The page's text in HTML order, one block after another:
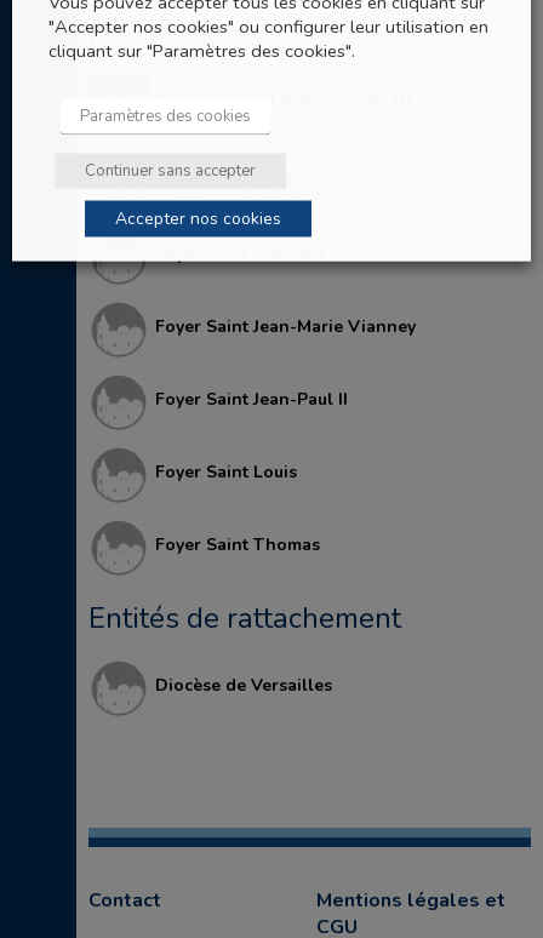
Nominations
Co-responsable du service diocésain de la
Entités rattachées
Foyer Saint Jean-Marie Vianney
Foyer Saint Jean-Paul II
Foyer Saint Louis
Foyer Saint Thomas
Entités de rattachement
Diocèse de Versailles
Contact
Mentions légales et
CGU
"Accepter nos cookies" ou configurer leur utilisation en
cliquant sur "Paramètres des cookies".
Paramètres des cookies
Continuer sans accepter
Accepter nos cookies